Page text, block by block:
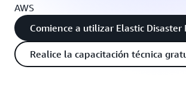
AWS
Comience a utilizar Elastic Disaster
Realice la capacitación técnica